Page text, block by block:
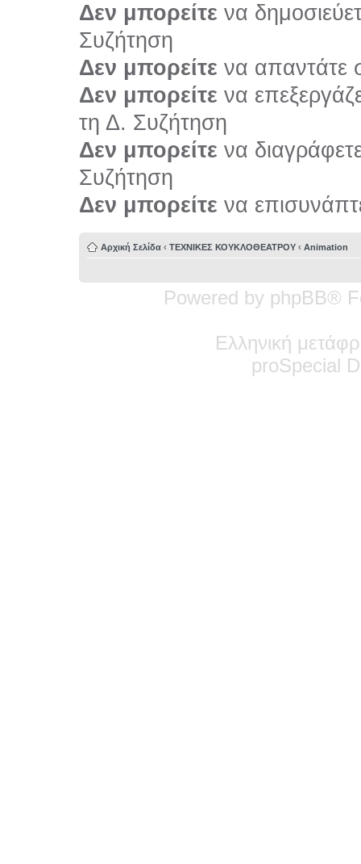
Δεν μπορείτε να
Συζήτηση
Δεν μπορείτε να απαντάτε
Δεν μπορείτε να
τη Δ. Συζήτηση
Δεν μπορείτε να
Συζήτηση
Δεν μπορείτε να
Αρχική Σελίδα ‹ ΤΕΧΝΙΚΕΣ ΚΟΥΚΛΟΘΕΑΤΡΟΥ ‹ Animation
Powered by phpBB®
Ελληνική
proSpecial